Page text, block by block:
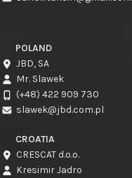
POLAND
JBD, SA
Mr. Slawek
(+48) 422 909 730
slawek@jbd.com.pl
CROATIA
CRESCAT d.o.o.
Kresimir Jadro